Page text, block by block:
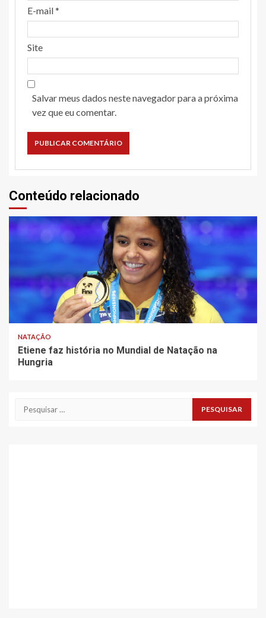
E-mail*
Site
Salvar meus dados neste navegador para a próxima
vez que eu comentar.
Conteúdo relacionado
NATAÇÃO
Etiene faz história no Mundial de Natação na
Hungria
Pesquisar